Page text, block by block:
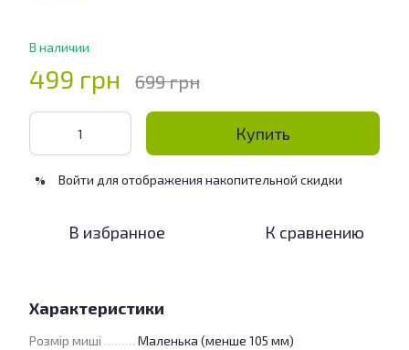
В наличии
499 грн 699 грн
Купить
% Войти для отображения накопительной скидки
В избранное К сравнению
Характеристики
Розмір миші Маленька (менше 105 мм)